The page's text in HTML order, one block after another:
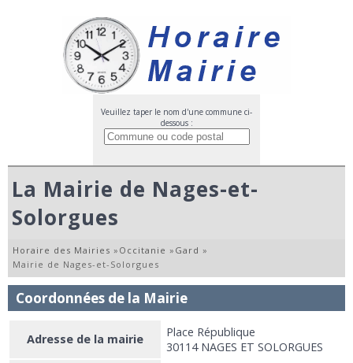
Veuillez taper le nom d'une commune ci-
dessous :
La Mairie de Nages-et-
Solorgues
Horaire des Mairies » Occitanie » Gard »
Mairie de Nages-et-Solorgues
Coordonnées de la Mairie
Adresse de la mairie
Place République
30114 NAGES ET SOLORGUES